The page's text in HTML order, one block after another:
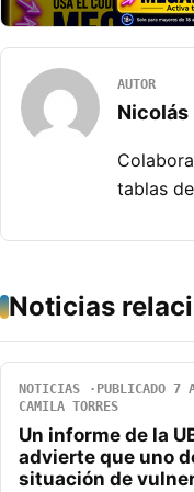
AUTOR
Nicolás
tablas
Noticias
NOTICIAS PUBLICADO 7
CAMILA TORRES
Un informe de la
advierte que uno
situación de